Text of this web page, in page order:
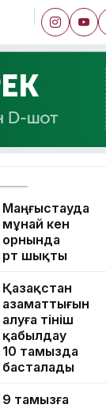
Маңғыстауда
мұнай кен
орнында
өрт шықты
Қазақстан
азаматтығын
алуға өтініш
қабылдау
10 тамызда
басталады
9 тамызға